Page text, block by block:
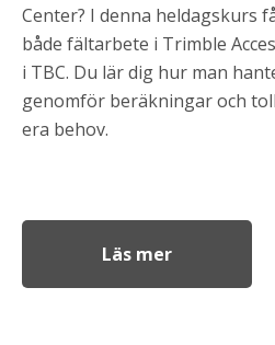
Center? I denna heldagskurs
både fältarbete i Trimble
i TBC. Du lär dig hur man
genomför beräkningar och
era behov.
Läs mer